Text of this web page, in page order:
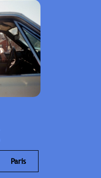
Paris